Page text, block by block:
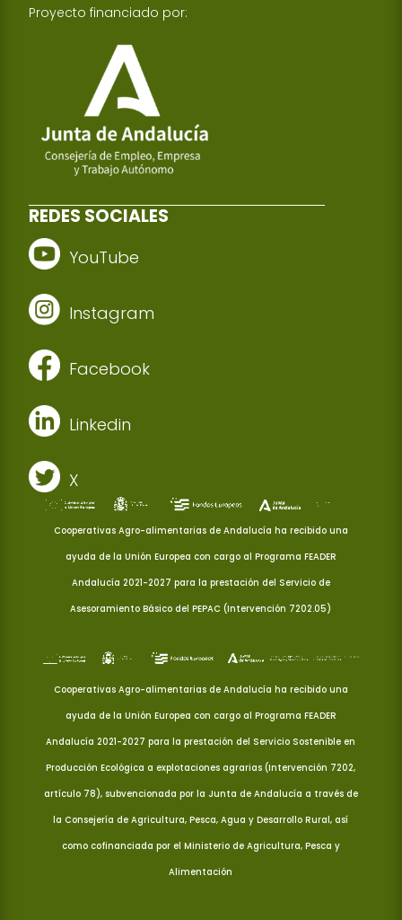
Proyecto financiado por:
REDES SOCIALES
YouTube
Instagram
Facebook
Linkedin
X
Cooperativas Agro-alimentarias de Andalucía ha recibido una
ayuda de la Unión Europea con cargo al Programa FEADER
Andalucía 2021-2027 para la prestación del Servicio de
Asesoramiento Básico del PEPAC (Intervención 7202.05)
Cooperativas Agro-alimentarias de Andalucía ha recibido una
ayuda de la Unión Europea con cargo al Programa FEADER
Andalucía 2021-2027 para la prestación del Servicio Sostenible en
Producción Ecológica a explotaciones agrarias (Intervención 7202,
artículo 78), subvencionada por la Junta de Andalucía a través de
la Consejería de Agricultura, Pesca, Agua y Desarrollo Rural, así
como cofinanciada por el Ministerio de Agricultura, Pesca y
Alimentación